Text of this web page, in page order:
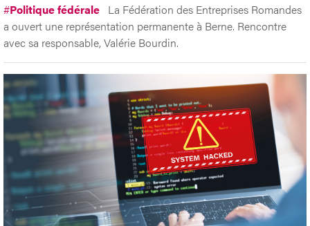
#Politique fédérale La Fédération des Entreprises Romandes
a ouvert une représentation permanente à Berne. Rencontre
avec sa responsable, Valérie Bourdin.